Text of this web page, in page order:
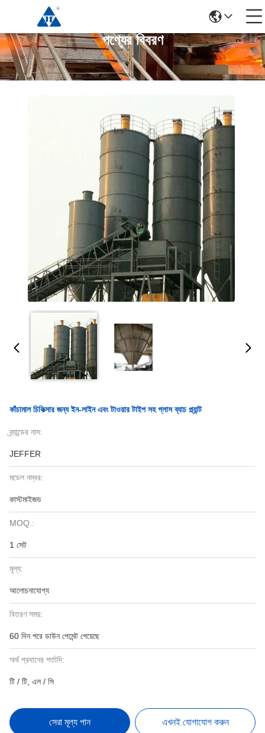
পণ্যের বিবরণ
কাঁচামাল চিকিত্সার জন্য ইন-লাইন এবং টাওয়ার টাইপ সহ গ্লাস ব্যাচ প্ল্যান্ট
ব্র্যান্ডের নাম:
JEFFER
মডেল নম্বর:
কাস্টমাইজড
MOQ.:
1 সেট
মূল্য:
আলোচনাযোগ্য
বিতরণ সময়:
60 দিন পরে ডাউন পেমেন্ট পেয়েছে
অর্থ প্রদানের শর্তাদি:
টি / টি, এল / সি
সেরা মূল্য পান এখনই যোগাযোগ করুন